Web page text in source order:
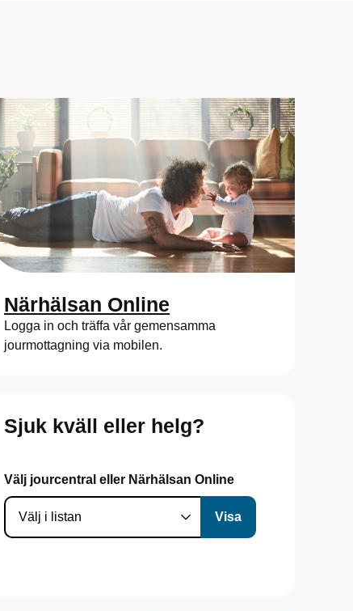
Närhälsan Online
Logga in och träffa vår gemensamma
jourmottagning via mobilen.
Sjuk kväll eller helg?
Välj jourcentral eller Närhälsan Online